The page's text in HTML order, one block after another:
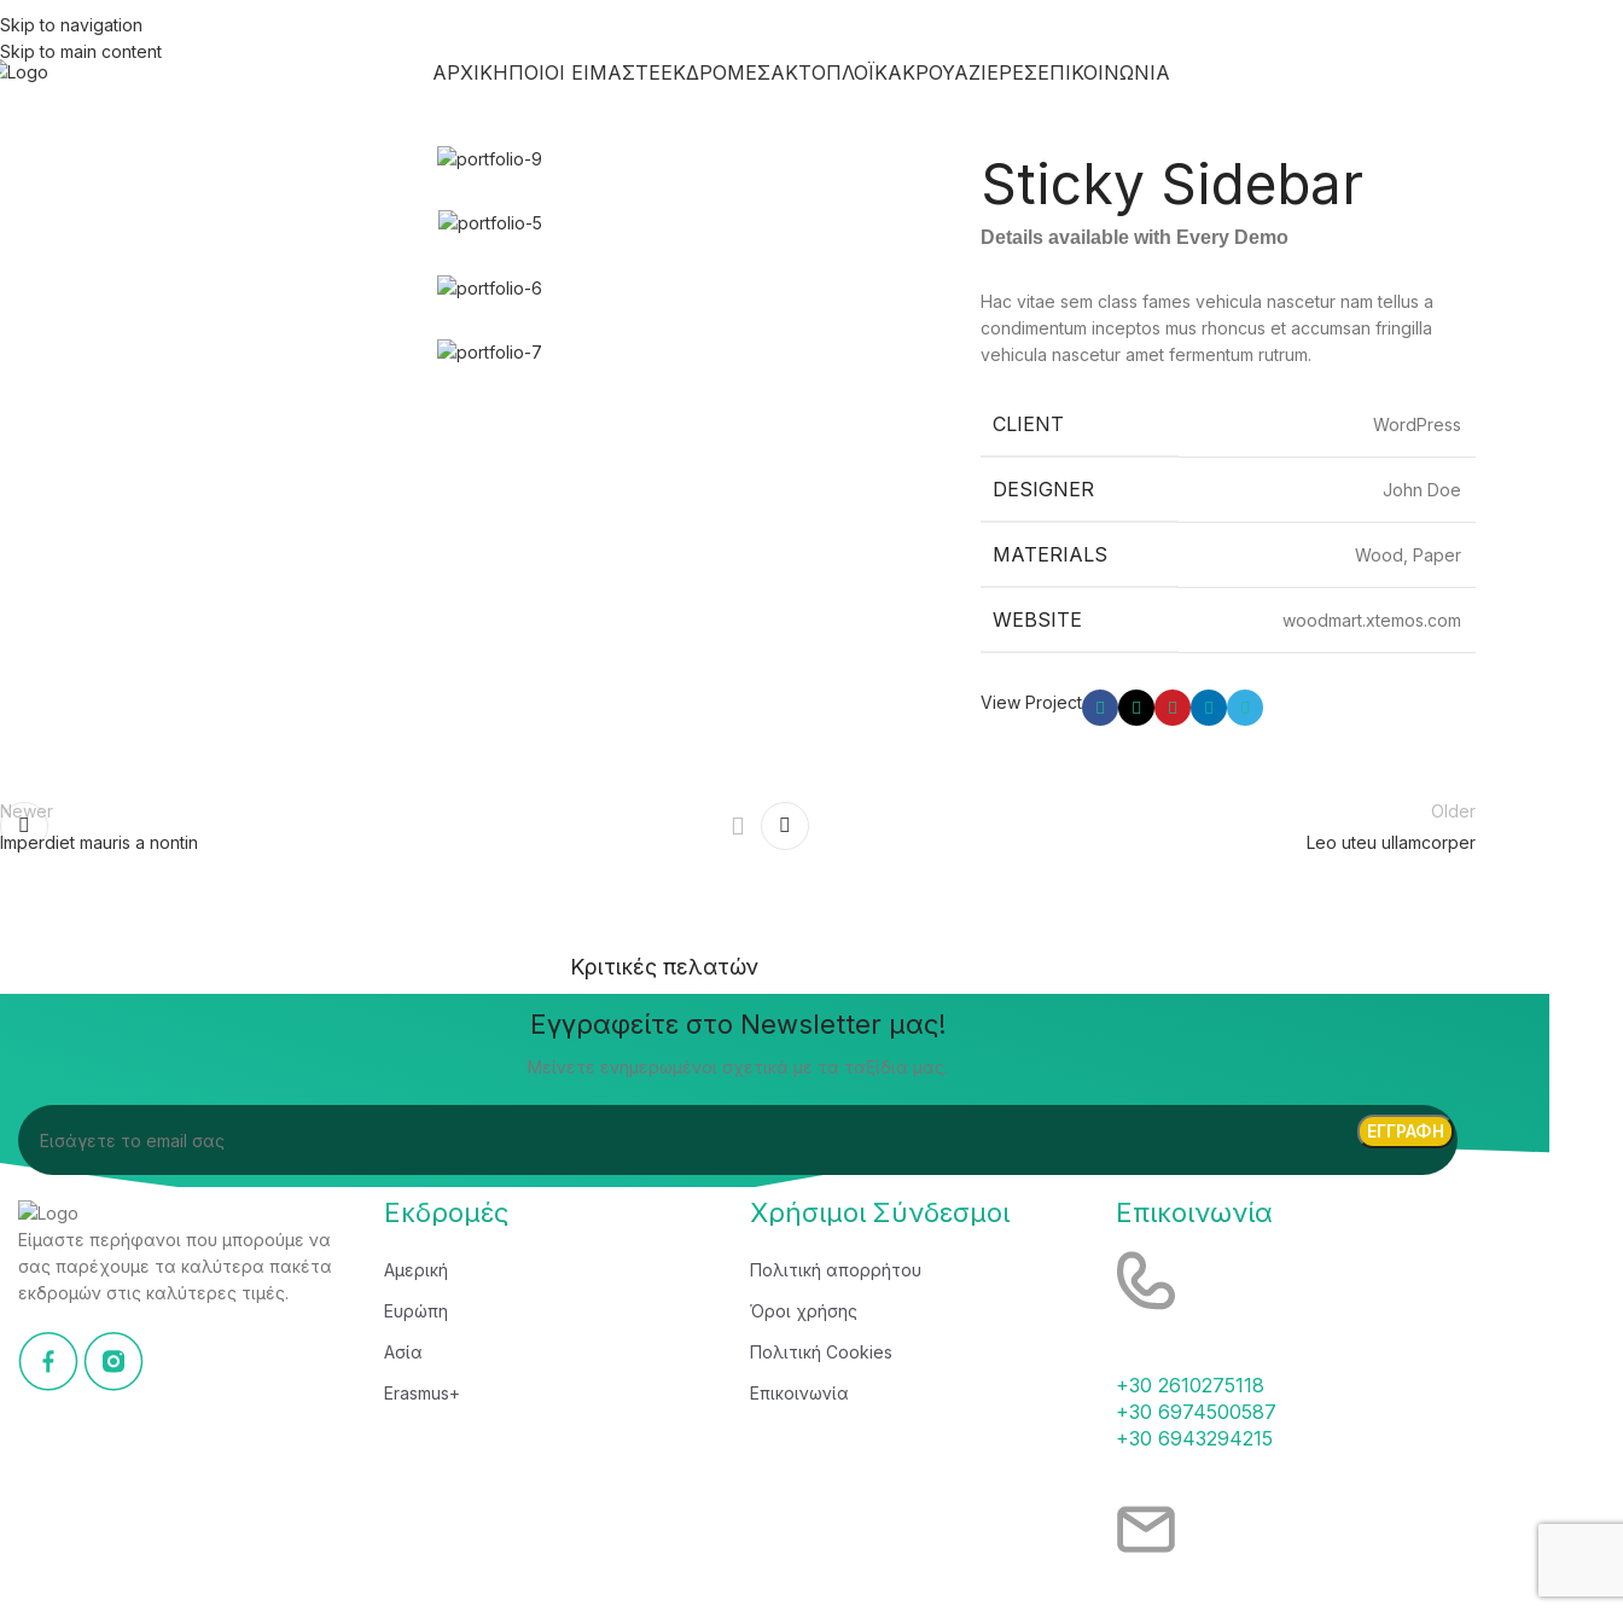
Skip to navigation
Skip to main content
ΑΡΧΙΚΗΠΟΙΟΙ ΕΙΜΑΣΤΕΕΚΔΡΟΜΕΣΑΚΤΟΠΛΟΪΚΑΚΡΟΥΑΖΙΈΡΕΣΕΠΙΚΟΙΝΩΝΙΑ
Sticky Sidebar
Details available with Every Demo
Hac vitae sem class fames vehicula nascetur nam tellus a
condimentum inceptos mus rhoncus et accumsan fringilla
vehicula nascetur amet fermentum rutrum.
CLIENT WordPress
DESIGNER John Doe
MATERIALS Wood, Paper
WEBSITE woodmart.xtemos.com
View Project
Newer
Imperdiet mauris a nontin
Older
Leo uteu ullamcorper
Κριτικές πελατών
Εγγραφείτε στο Newsletter μας!
Μείνετε ενημερωμένοι σχετικά με τα ταξίδια μας.
Είμαστε περήφανοι που μπορούμε να
σας παρέχουμε τα καλύτερα πακέτα
εκδρομών στις καλύτερες τιμές.
Εκδρομές
Αμερική
Ευρώπη
Ασία
Erasmus+
Χρήσιμοι Σύνδεσμοι
Πολιτική απορρήτου
Όροι χρήσης
Πολιτική Cookies
Επικοινωνία
Επικοινωνία
+30 2610275118
+30 6974500587
+30 6943294215